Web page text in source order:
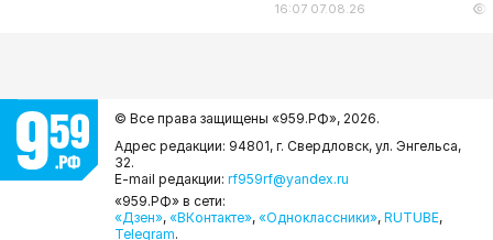
16:07 07.08.26
© Все права защищены «959.РФ», 2026.
Адрес редакции: 94801, г. Свердловск, ул. Энгельса,
32.
E-mail редакции: rf959rf@yandex.ru
«959.РФ» в сети:
«Дзен», «ВКонтакте», «Одноклассники», RUTUBE,
Telegram.